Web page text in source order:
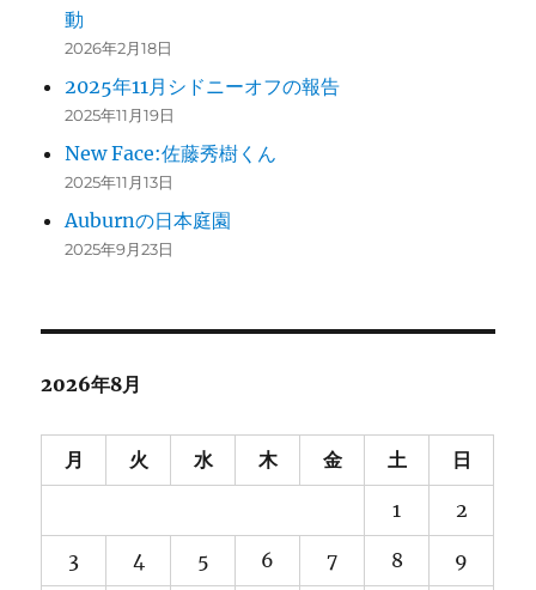
動
2026年2月18日
2025年11月シドニーオフの報告
2025年11月19日
New Face:佐藤秀樹くん
2025年11月13日
Auburnの日本庭園
2025年9月23日
2026年8月
月 火 水 木 金 土 日
1 2
3 4 5 6 7 8 9